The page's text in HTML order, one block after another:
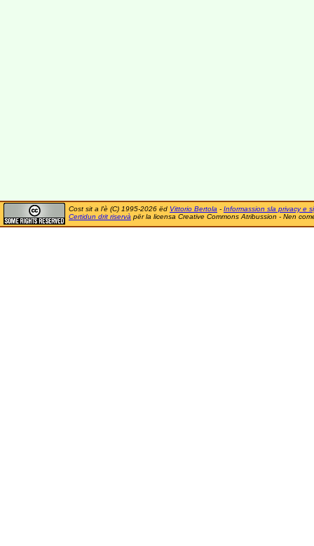
Cost sit a l'è (C) 1995-2026 ëd Vittorio Bertola - Informassion sla privacy e
Certidun drit riservà për la licensa Creative Commons Atribussion - Nen